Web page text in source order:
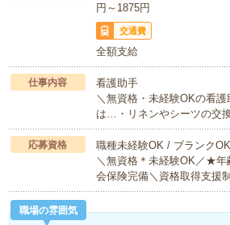
円～1875円
交通費
全額支給
仕事内容
看護助手
＼無資格・未経験OKの看
は…・リネンやシーツの交
応募資格
職種未経験OK / ブランク
＼無資格＊未経験OK／★
会保険完備＼資格取得支援
職場の雰囲気